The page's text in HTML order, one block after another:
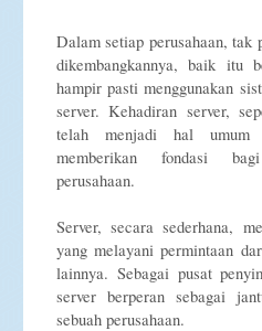
Dalam setiap perusahaan, tak
dikembangkannya, baik itu
hampir pasti menggunakan
server. Kehadiran server,
telah menjadi hal umum
memberikan fondasi
perusahaan.
Server, secara sederhana,
yang melayani permintaan
lainnya. Sebagai pusat
server berperan sebagai
sebuah perusahaan.